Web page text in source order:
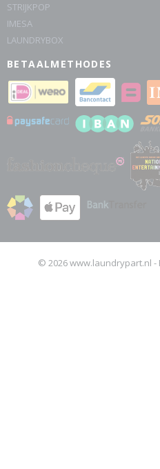
STRIJKPOP
IMESA
LAUNDRYBOX
BETAALMETHODES
© 2026 www.laundrypart.nl